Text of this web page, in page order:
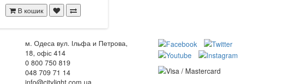
В кошик
м. Одеса вул. Ільфа и Петрова,
18, офіс 414
0 800 750 819
048 709 71 14